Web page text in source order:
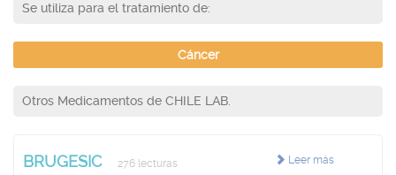
Se utiliza para el tratamiento de:
Cáncer
Otros Medicamentos de CHILE LAB.
Leer más
BRUGESIC 276 lecturas